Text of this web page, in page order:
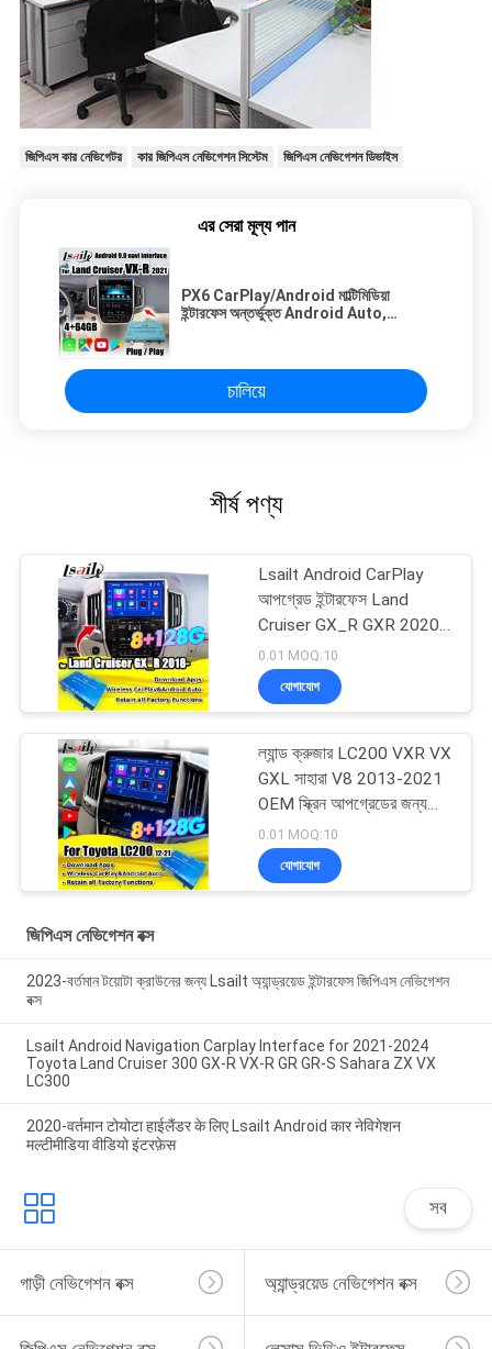
জিপিএস কার নেভিগেটর কার জিপিএস নেভিগেশন সিস্টেম জিপিএস নেভিগেশন ডিভাইস
এর সেরা মূল্য পান
PX6 CarPlay/Android মাল্টিমিডিয়া
ইন্টারফেস অন্তর্ভুক্ত Android Auto,
চালিয়ে
শীর্ষ পণ্য
Lsailt Android CarPlay
আপগ্রেড ইন্টারফেস Land
Cruiser GX_R GXR 2020-
2021 GPS নেভিগেশন বক্স,
Android Auto মডিউল
0.01 MOQ:10
যোগাযোগ
ল্যান্ড ক্রুজার LC200 VXR VX
GXL সাহারা V8 2013-2021
OEM স্ক্রিন আপগ্রেডের জন্য
অ্যান্ড্রয়েড 13 মাল্টিমিডিয়া ভিডিও
ইন্টারফেস, ওয়্যারলেস কারপ্লে,
ইউটিউব সহ
0.01 MOQ:10
যোগাযোগ
জিপিএস নেভিগেশন বক্স
2023-বর্তমান টয়োটা ক্রাউনের জন্য Lsailt অ্যান্ড্রয়েড ইন্টারফেস জিপিএস নেভিগেশন
বক্স
Lsailt Android Navigation Carplay Interface for 2021-2024
Toyota Land Cruiser 300 GX-R VX-R GR GR-S Sahara ZX VX
LC300
2020-वर्तमान टोयोटा हाईलैंडर के लिए Lsailt Android कार नेविगेशन
मल्टीमीडिया वीडियो इंटरफ़ेस
সব
গাড়ী নেভিগেশন বক্স অ্যান্ড্রয়েড নেভিগেশন বক্স